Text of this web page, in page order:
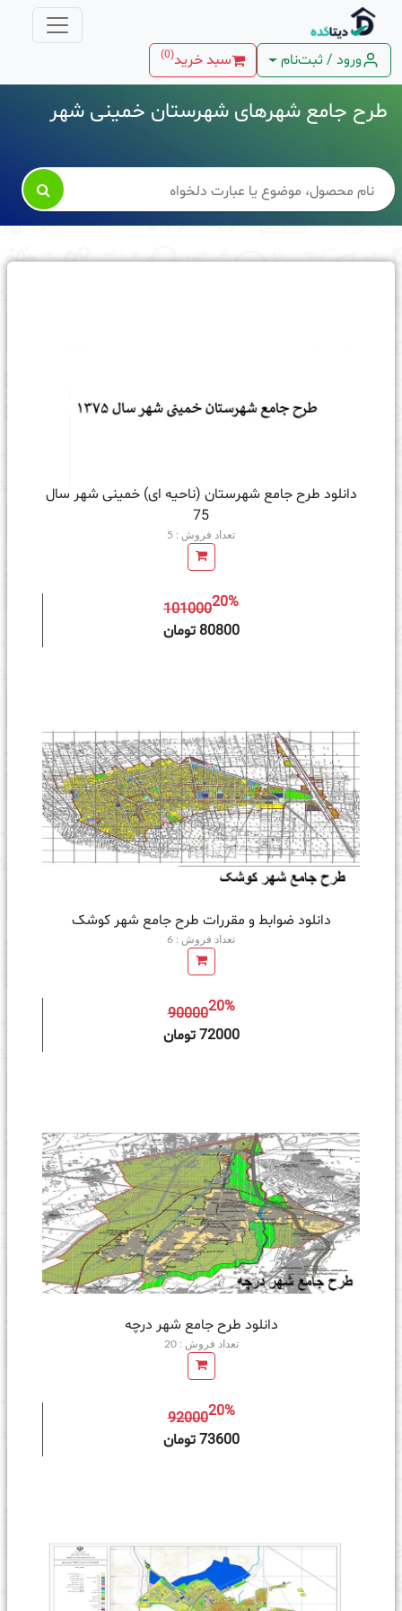
ورود / ثبت‌نام سبد خرید(
0
)
طرح جامع شهرهای شهرستان خمینی شهر

دانلود طرح جامع شهرستان (ناحیه ای) خمینی شهر سال
75
تعداد فروش : 5
10100020%
80800 تومان
دانلود ضوابط و مقررات طرح جامع شهر کوشک
تعداد فروش : 6
9000020%
72000 تومان
دانلود طرح جامع شهر درچه
تعداد فروش : 20
9200020%
73600 تومان